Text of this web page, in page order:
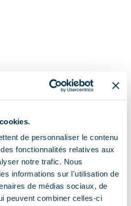
de personnaliser le contenu
fonctionnalités relatives aux
notre trafic. Nous
informations sur l'utilisation de
de médias sociaux, de
peuvent combiner celles-ci